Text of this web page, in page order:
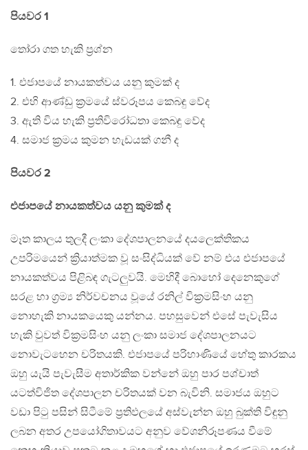
පියවර 1
තෝරා ගත හැකි ප්‍රශ්න
1. එජාපයේ නායකත්වය යනු කුමක් ද
2. එහි ආණ්ඩු ක්‍රමයේ ස්වරූපය කෙබඳු වේද
3. ඇති විය හැකි ප්‍රතිවිරෝධතා කෙබඳු වේද
4. සමාජ ක්‍රමය කුමන හැඩයක් ගනී ද
පියවර 2
එජාපයේ නායකත්වය යනු කුමක් ද
මෑත කාලය තුලදී ලංකා දේශපාලනයේ දයලෙක්තිකය
උපරිමයෙන් ක්‍රියාත්මක වූ සංසිද්ධියක් වේ නම් එය එජාපයේ
නායකත්වය පිළිබඳ ගැටලුවයි. මෙහිදී බොහෝ දෙනෙකුගේ
සරළ හා ග්‍රම්‍ය නිර්වචනය වූයේ රනිල් වික්‍රමසිංහ යනු
නොහැකි නායකයෙකු යන්නය. පහසුවෙන් එසේ පැවැසිය
හැකි වුවත් වික්‍රමසිංහ යනු ලංකා සමාජ දේශපාලනයට
නොවැටහෙන චරිතයකි. එජාපයේ පරිහාණියේ හේතු කාරකය
ඔහු යැයි පැවැසීම අතාර්කික වන්නේ ඔහු පාර පශ්චාත්
යටත්විජිත දේශපාලන චරිතයක් වන බැවිනි. සමාජය ඔහුට
වඩා පිටු පසින් සිටීමේ ප්‍රතිඵලයේ අස්වැන්න ඔහු බුක්ති විඳුනු
ලබන අතර උපයෝගිතාවයට අනුව වේශනිරූපණය වීමේ